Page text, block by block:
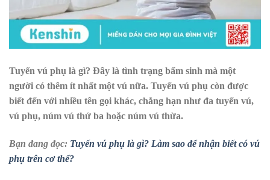
Tuyến vú phụ là gì? Đây là tình trạng bẩm sinh mà một
người có thêm ít nhất một vú nữa. Tuyến vú phụ còn được
biết đến với nhiều tên gọi khác, chẳng hạn như đa tuyến vú,
vú phụ, núm vú thứ ba hoặc núm vú thừa.
Bạn đang đọc: Tuyến vú phụ là gì? Làm sao để nhận biết có vú
phụ trên cơ thể?